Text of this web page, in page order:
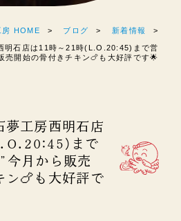
房 HOME ブログ 新着情報
明石店は11時～21時(L.O.20:45)まで営
売開始の骨付きチキン🍗も大好評です🌟
夢工房西明石店
まで
月から販売
ン🍗も大好評で